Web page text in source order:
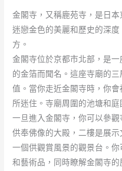
金閣寺，又稱鹿苑寺，是日
迷戀金色的美麗和歷史的深
方。
金閣寺位於京都市北部，是
的金箔而聞名。這座寺廟的
值。當你走近金閣寺時，你
所迷住。寺廟周圍的池塘和
一旦進入金閣寺，你可以參
供奉佛像的大殿，二樓是展
一個供觀賞風景的觀景台。
和藝術品，同時瞭解金閣寺的